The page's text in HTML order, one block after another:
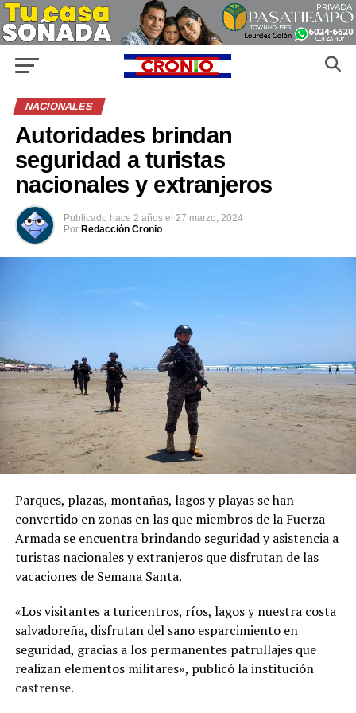
NACIONALES
Autoridades brindan
seguridad a turistas
nacionales y extranjeros
Publicado hace 2 años el 27 marzo, 2024
Por Redacción Cronio
Parques, plazas, montañas, lagos y playas se han
convertido en zonas en las que miembros de la Fuerza
Armada se encuentra brindando seguridad y asistencia a
turistas nacionales y extranjeros que disfrutan de las
vacaciones de Semana Santa.
«Los visitantes a turicentros, ríos, lagos y nuestra costa
salvadoreña, disfrutan del sano esparcimiento en
seguridad, gracias a los permanentes patrullajes que
realizan elementos militares», publicó la institución
castrense.